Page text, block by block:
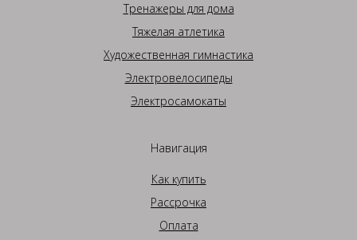
Тренажеры для дома
Тяжелая атлетика
Художественная гимнастика
Электровелосипеды
Электросамокаты
Навигация
Как купить
Рассрочка
Оплата